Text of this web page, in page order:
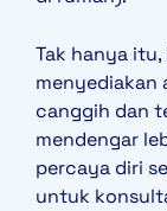
Tak hanya
menyediakan
canggih dan
mendengar
percaya diri
untuk